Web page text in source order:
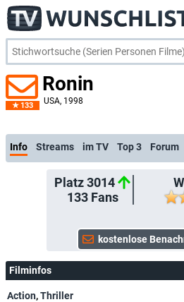
133
Ronin
USA, 1998
Info Streams im TV Top 3 Forum
Platz 3014
133Fans
Filminfos
Action,Thriller